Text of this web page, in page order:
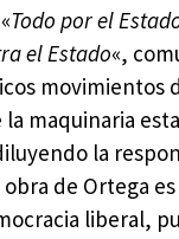
Todo por el
el Estado«,
movimientos
la maquinaria
la
de Ortega
liberal,